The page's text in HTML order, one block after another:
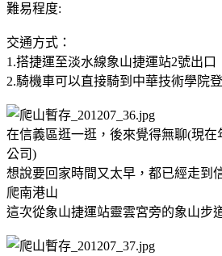
難易程度:
交通方式：
1.搭捷運至淡水線象山捷運站2號出口
2.騎機車可以直接騎到中華技術學院
在信義區逛一逛，後來覺得無聊(現在
公司)
想說要回家時間又太早，都已經走到
爬南港山
這次從象山捷運站靈雲宮旁的象山步